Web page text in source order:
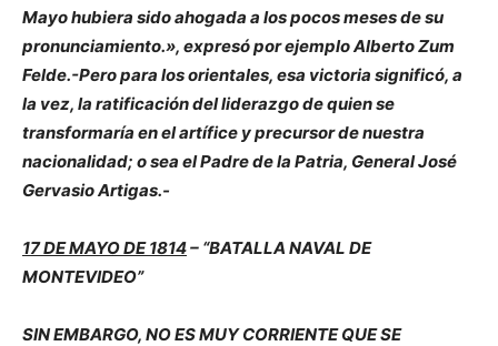
Mayo hubiera sido ahogada a los pocos meses de su
pronunciamiento.», expresó por ejemplo Alberto Zum
Felde.-Pero para los orientales, esa victoria significó, a
la vez, la ratificación del liderazgo de quien se
transformaría en el artífice y precursor de nuestra
nacionalidad; o sea el Padre de la Patria, General José
Gervasio Artigas.-
17 DE MAYO DE 1814– “BATALLA NAVAL DE
MONTEVIDEO”
SIN EMBARGO, NO ES MUY CORRIENTE QUE SE